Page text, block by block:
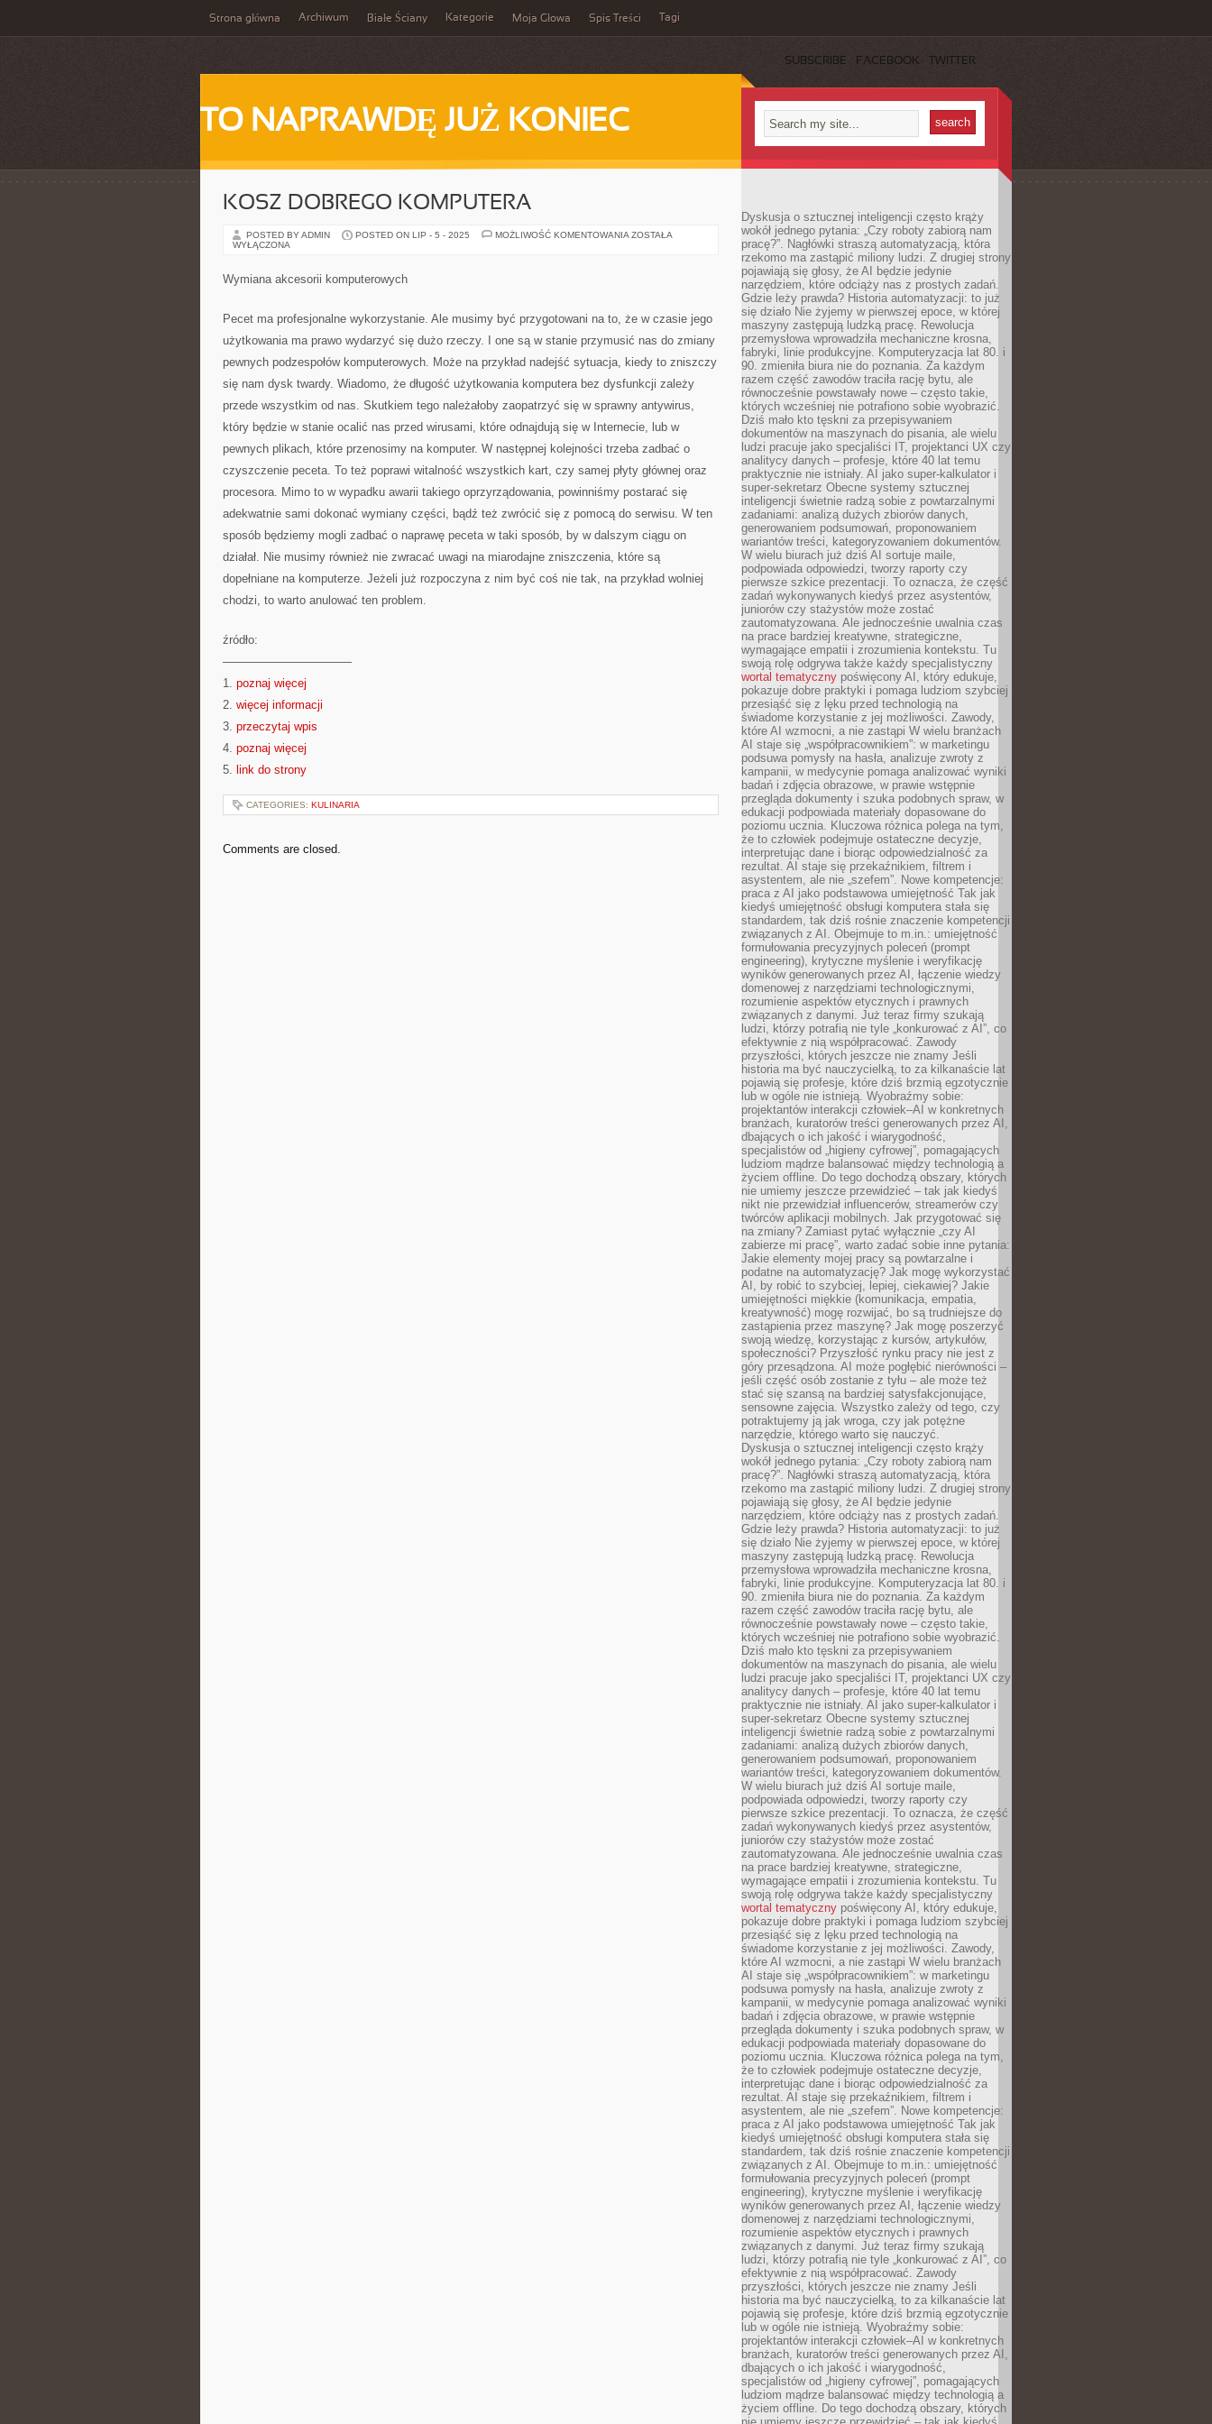
Strona główna Archiwum Białe Ściany Kategorie Moja Głowa Spis Treści Tagi
SUBSCRIBE FACEBOOK TWITTER
TO NAPRAWDĘ JUŻ KONIEC
KOSZ DOBREGO KOMPUTERA
POSTED BY ADMIN POSTED ON LIP - 5 - 2025 MOŻLIWOŚĆ KOMENTOWANIA KOSZ
ZOSTAŁA
WYŁĄCZONA
Wymiana akcesorii komputerowych
Pecet ma profesjonalne wykorzystanie. Ale musimy być przygotowani na to, że w czasie jego
użytkowania ma prawo wydarzyć się dużo rzeczy. I one są w stanie przymusić nas do zmiany
pewnych podzespołów komputerowych. Może na przykład nadejść sytuacja, kiedy to zniszczy
się nam dysk twardy. Wiadomo, że długość użytkowania komputera bez dysfunkcji zależy
przede wszystkim od nas. Skutkiem tego należałoby zaopatrzyć się w sprawny antywirus,
który będzie w stanie ocalić nas przed wirusami, które odnajdują się w Internecie, lub w
pewnych plikach, które przenosimy na komputer. W następnej kolejności trzeba zadbać o
czyszczenie peceta. To też poprawi witalność wszystkich kart, czy samej płyty głównej oraz
procesora. Mimo to w wypadku awarii takiego oprzyrządowania, powinniśmy postarać się
adekwatnie sami dokonać wymiany części, bądź też zwrócić się z pomocą do serwisu. W ten
sposób będziemy mogli zadbać o naprawę peceta w taki sposób, by w dalszym ciągu on
działał. Nie musimy również nie zwracać uwagi na miarodajne zniszczenia, które są
dopełniane na komputerze. Jeżeli już rozpoczyna z nim być coś nie tak, na przykład wolniej
chodzi, to warto anulować ten problem.
źródło:
———————————
1. poznaj więcej
2. więcej informacji
3. przeczytaj wpis
4. poznaj więcej
5. link do strony
CATEGORIES: KULINARIA
Comments are closed.
Dyskusja o sztucznej inteligencji często krąży
wokół jednego pytania: „Czy roboty zabiorą nam
pracę?”. Nagłówki straszą automatyzacją, która
rzekomo ma zastąpić miliony ludzi. Z drugiej strony
pojawiają się głosy, że AI będzie jedynie
narzędziem, które odciąży nas z prostych zadań.
Gdzie leży prawda? Historia automatyzacji: to już
się działo Nie żyjemy w pierwszej epoce, w której
maszyny zastępują ludzką pracę. Rewolucja
przemysłowa wprowadziła mechaniczne krosna,
fabryki, linie produkcyjne. Komputeryzacja lat 80. i
90. zmieniła biura nie do poznania. Za każdym
razem część zawodów traciła rację bytu, ale
równocześnie powstawały nowe – często takie,
których wcześniej nie potrafiono sobie wyobrazić.
Dziś mało kto tęskni za przepisywaniem
dokumentów na maszynach do pisania, ale wielu
ludzi pracuje jako specjaliści IT, projektanci UX czy
analitycy danych – profesje, które 40 lat temu
praktycznie nie istniały. AI jako super-kalkulator i
super-sekretarz Obecne systemy sztucznej
inteligencji świetnie radzą sobie z powtarzalnymi
zadaniami: analizą dużych zbiorów danych,
generowaniem podsumowań, proponowaniem
wariantów treści, kategoryzowaniem dokumentów.
W wielu biurach już dziś AI sortuje maile,
podpowiada odpowiedzi, tworzy raporty czy
pierwsze szkice prezentacji. To oznacza, że część
zadań wykonywanych kiedyś przez asystentów,
juniorów czy stażystów może zostać
zautomatyzowana. Ale jednocześnie uwalnia czas
na prace bardziej kreatywne, strategiczne,
wymagające empatii i zrozumienia kontekstu. Tu
swoją rolę odgrywa także każdy specjalistyczny
wortal tematyczny poświęcony AI, który edukuje,
pokazuje dobre praktyki i pomaga ludziom szybciej
przesiąść się z lęku przed technologią na
świadome korzystanie z jej możliwości. Zawody,
które AI wzmocni, a nie zastąpi W wielu branżach
AI staje się „współpracownikiem”: w marketingu
podsuwa pomysły na hasła, analizuje zwroty z
kampanii, w medycynie pomaga analizować wyniki
badań i zdjęcia obrazowe, w prawie wstępnie
przegląda dokumenty i szuka podobnych spraw, w
edukacji podpowiada materiały dopasowane do
poziomu ucznia. Kluczowa różnica polega na tym,
że to człowiek podejmuje ostateczne decyzje,
interpretując dane i biorąc odpowiedzialność za
rezultat. AI staje się przekaźnikiem, filtrem i
asystentem, ale nie „szefem”. Nowe kompetencje:
praca z AI jako podstawowa umiejętność Tak jak
kiedyś umiejętność obsługi komputera stała się
standardem, tak dziś rośnie znaczenie kompetencji
związanych z AI. Obejmuje to m.in.: umiejętność
formułowania precyzyjnych poleceń (prompt
engineering), krytyczne myślenie i weryfikację
wyników generowanych przez AI, łączenie wiedzy
domenowej z narzędziami technologicznymi,
rozumienie aspektów etycznych i prawnych
związanych z danymi. Już teraz firmy szukają
ludzi, którzy potrafią nie tyle „konkurować z AI”, co
efektywnie z nią współpracować. Zawody
przyszłości, których jeszcze nie znamy Jeśli
historia ma być nauczycielką, to za kilkanaście lat
pojawią się profesje, które dziś brzmią egzotycznie
lub w ogóle nie istnieją. Wyobraźmy sobie:
projektantów interakcji człowiek–AI w konkretnych
branżach, kuratorów treści generowanych przez AI,
dbających o ich jakość i wiarygodność,
specjalistów od „higieny cyfrowej”, pomagających
ludziom mądrze balansować między technologią a
życiem offline. Do tego dochodzą obszary, których
nie umiemy jeszcze przewidzieć – tak jak kiedyś
nikt nie przewidział influencerów, streamerów czy
twórców aplikacji mobilnych. Jak przygotować się
na zmiany? Zamiast pytać wyłącznie „czy AI
zabierze mi pracę”, warto zadać sobie inne pytania:
Jakie elementy mojej pracy są powtarzalne i
podatne na automatyzację? Jak mogę wykorzystać
AI, by robić to szybciej, lepiej, ciekawiej? Jakie
umiejętności miękkie (komunikacja, empatia,
kreatywność) mogę rozwijać, bo są trudniejsze do
zastąpienia przez maszynę? Jak mogę poszerzyć
swoją wiedzę, korzystając z kursów, artykułów,
społeczności? Przyszłość rynku pracy nie jest z
góry przesądzona. AI może pogłębić nierówności –
jeśli część osób zostanie z tyłu – ale może też
stać się szansą na bardziej satysfakcjonujące,
sensowne zajęcia. Wszystko zależy od tego, czy
potraktujemy ją jak wroga, czy jak potężne
narzędzie, którego warto się nauczyć.
Dyskusja o sztucznej inteligencji często krąży
wokół jednego pytania: „Czy roboty zabiorą nam
pracę?”. Nagłówki straszą automatyzacją, która
rzekomo ma zastąpić miliony ludzi. Z drugiej strony
pojawiają się głosy, że AI będzie jedynie
narzędziem, które odciąży nas z prostych zadań.
Gdzie leży prawda? Historia automatyzacji: to już
się działo Nie żyjemy w pierwszej epoce, w której
maszyny zastępują ludzką pracę. Rewolucja
przemysłowa wprowadziła mechaniczne krosna,
fabryki, linie produkcyjne. Komputeryzacja lat 80. i
90. zmieniła biura nie do poznania. Za każdym
razem część zawodów traciła rację bytu, ale
równocześnie powstawały nowe – często takie,
których wcześniej nie potrafiono sobie wyobrazić.
Dziś mało kto tęskni za przepisywaniem
dokumentów na maszynach do pisania, ale wielu
ludzi pracuje jako specjaliści IT, projektanci UX czy
analitycy danych – profesje, które 40 lat temu
praktycznie nie istniały. AI jako super-kalkulator i
super-sekretarz Obecne systemy sztucznej
inteligencji świetnie radzą sobie z powtarzalnymi
zadaniami: analizą dużych zbiorów danych,
generowaniem podsumowań, proponowaniem
wariantów treści, kategoryzowaniem dokumentów.
W wielu biurach już dziś AI sortuje maile,
podpowiada odpowiedzi, tworzy raporty czy
pierwsze szkice prezentacji. To oznacza, że część
zadań wykonywanych kiedyś przez asystentów,
juniorów czy stażystów może zostać
zautomatyzowana. Ale jednocześnie uwalnia czas
na prace bardziej kreatywne, strategiczne,
wymagające empatii i zrozumienia kontekstu. Tu
swoją rolę odgrywa także każdy specjalistyczny
wortal tematyczny poświęcony AI, który edukuje,
pokazuje dobre praktyki i pomaga ludziom szybciej
przesiąść się z lęku przed technologią na
świadome korzystanie z jej możliwości. Zawody,
które AI wzmocni, a nie zastąpi W wielu branżach
AI staje się „współpracownikiem”: w marketingu
podsuwa pomysły na hasła, analizuje zwroty z
kampanii, w medycynie pomaga analizować wyniki
badań i zdjęcia obrazowe, w prawie wstępnie
przegląda dokumenty i szuka podobnych spraw, w
edukacji podpowiada materiały dopasowane do
poziomu ucznia. Kluczowa różnica polega na tym,
że to człowiek podejmuje ostateczne decyzje,
interpretując dane i biorąc odpowiedzialność za
rezultat. AI staje się przekaźnikiem, filtrem i
asystentem, ale nie „szefem”. Nowe kompetencje:
praca z AI jako podstawowa umiejętność Tak jak
kiedyś umiejętność obsługi komputera stała się
standardem, tak dziś rośnie znaczenie kompetencji
związanych z AI. Obejmuje to m.in.: umiejętność
formułowania precyzyjnych poleceń (prompt
engineering), krytyczne myślenie i weryfikację
wyników generowanych przez AI, łączenie wiedzy
domenowej z narzędziami technologicznymi,
rozumienie aspektów etycznych i prawnych
związanych z danymi. Już teraz firmy szukają
ludzi, którzy potrafią nie tyle „konkurować z AI”, co
efektywnie z nią współpracować. Zawody
przyszłości, których jeszcze nie znamy Jeśli
historia ma być nauczycielką, to za kilkanaście lat
pojawią się profesje, które dziś brzmią egzotycznie
lub w ogóle nie istnieją. Wyobraźmy sobie:
projektantów interakcji człowiek–AI w konkretnych
branżach, kuratorów treści generowanych przez AI,
dbających o ich jakość i wiarygodność,
specjalistów od „higieny cyfrowej”, pomagających
ludziom mądrze balansować między technologią a
życiem offline. Do tego dochodzą obszary, których